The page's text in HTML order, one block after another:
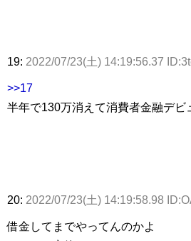
19: 2022/07/23(土) 14:19:56.37
>>17
半年で130万消えて消費者金融デビ
20: 2022/07/23(土) 14:19:58.98
借金してまでやってんのかよ